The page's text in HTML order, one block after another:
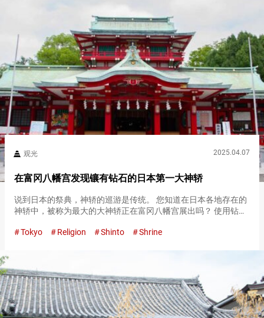
观光 2025.04.07
在富冈八幡宫发现镶有钻石的日本第一大神轿
说到日本的祭典，神轿的巡游是传统。 您知道在日本各地存在的
神轿中，被称为最大的大神轿正在富冈八幡宫展出吗？ 使用钻石
历史的富冈八幡宫参拜 富冈八幡宫建于１６２７年，是供奉应神
Tokyo Religion Shinto Shrine